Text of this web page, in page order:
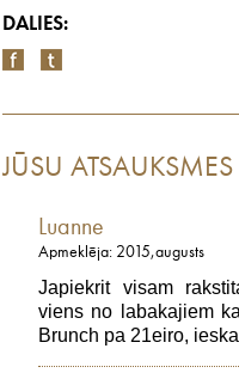
DALIES:
JŪSU ATSAUKSMES
Luanne
Apmeklēja: 2015,augusts
Japiekrit visam
viens no labakajiem
Brunch pa 21eiro,